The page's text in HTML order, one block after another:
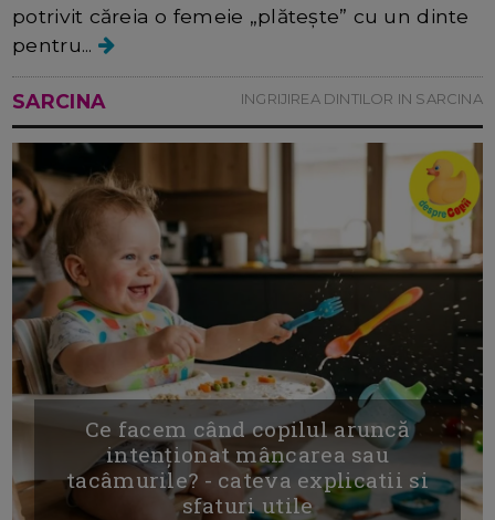
potrivit căreia o femeie „plătește” cu un dinte
pentru...
SARCINA INGRIJIREA DINTILOR IN SARCINA
Ce facem când copilul aruncă
intenționat mâncarea sau
tacâmurile? - cateva explicatii si
sfaturi utile